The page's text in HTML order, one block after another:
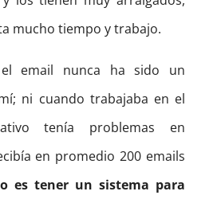
mucho tiempo y trabajo.
el email nunca ha sido un
ni cuando trabajaba en el
tenía problemas en
en promedio 200 emails
es tener un sistema para